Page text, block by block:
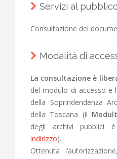
Servizi al
Consultazione dei
Modalità di
La consultazione è
del modulo di accesso e
della Soprindendenza
della Toscana (il
degli archivi pubblici
indirizzo).
Ottenuta